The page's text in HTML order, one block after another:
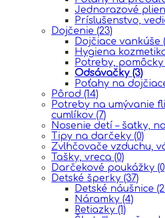
Jednorazové
Príslušenstvo,
Dojčenie (23)
Dojčiace vankúše
Hygiena
Potreby,
Odsávačky (3)
Poťahy na
Pôrod (14)
Potreby na umývanie
cumlíkov (7)
Nosenie detí – šatky,
Tipy na darčeky (0)
Zvlhčovače vzduchu,
Tašky, vreca (0)
Darčekové poukážky
Detské šperky (37)
Detské náušnice
Náramky (4)
Retiazky (1)